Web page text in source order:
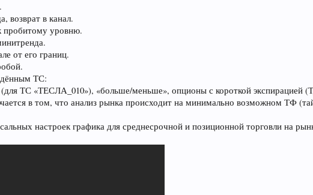
возврат в канал.
пробитому уровню.
от его границ.
ТС:
ТС «ТЕСЛА_010»), «больше/меньше», опционы с короткой экспирацией
в том, что анализ рынка происходит на минимально возможном ТФ
настроек графика для среднесрочной и позиционной торговли на